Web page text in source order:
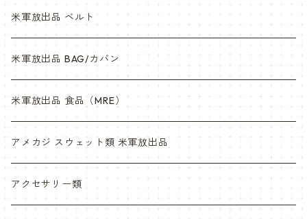
米軍放出品 ベルト
米軍放出品 BAG/カバン
米軍放出品 食品（MRE）
アメカジ スウェット類 米軍放出品
アクセサリー類